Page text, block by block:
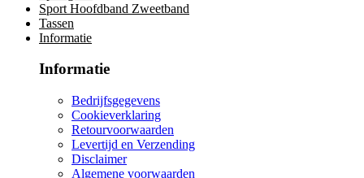
Sport Hoofdband Zweetband
Tassen
Informatie
Informatie
Bedrijfsgegevens
Cookieverklaring
Retourvoorwaarden
Levertijd en Verzending
Disclaimer
Algemene voorwaarden